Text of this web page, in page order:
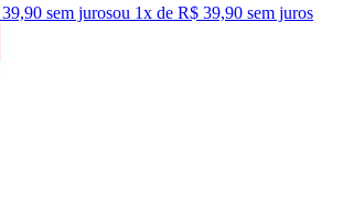
sem jurosou 1x de R$ 39,90 sem juros